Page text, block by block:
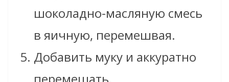
шоколадно-масляную смесь
в яичную, перемешвая.
Добавить муку и аккуратно
перемешать.